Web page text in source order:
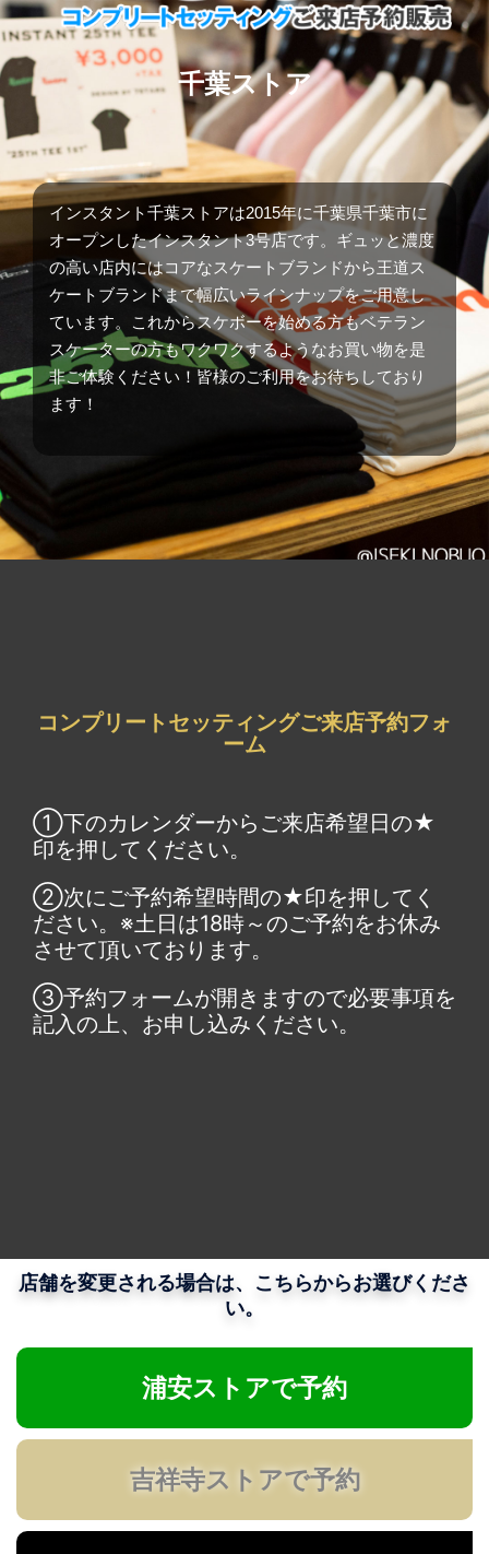
千葉ストア
インスタント千葉ストアは2015年に千葉県千葉市に
オープンしたインスタント3号店です。ギュッと濃度
の高い店内にはコアなスケートブランドから王道ス
ケートブランドまで幅広いラインナップをご用意し
ています。これからスケボーを始める方もベテラン
スケーターの方もワクワクするようなお買い物を是
非ご体験ください！皆様のご利用をお待ちしており
ます！
コンプリートセッティングご来店予約フォ
ーム
①下のカレンダーからご来店希望日の★
印を押してください。
②次にご予約希望時間の★印を押してく
ださい。※土日は18時～のご予約をお休み
させて頂いております。
③予約フォームが開きますので必要事項を
記入の上、お申し込みください。
店舗を変更される場合は、こちらからお選びくださ
い。
浦安ストアで予約
吉祥寺ストアで予約